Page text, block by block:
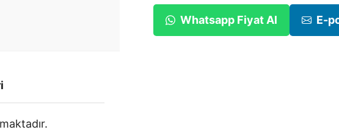
Whatsapp Fiyat Al E-